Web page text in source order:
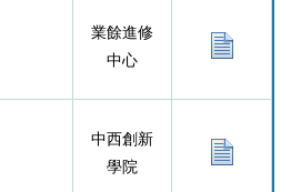
業餘進修
中心
中西創新
學院